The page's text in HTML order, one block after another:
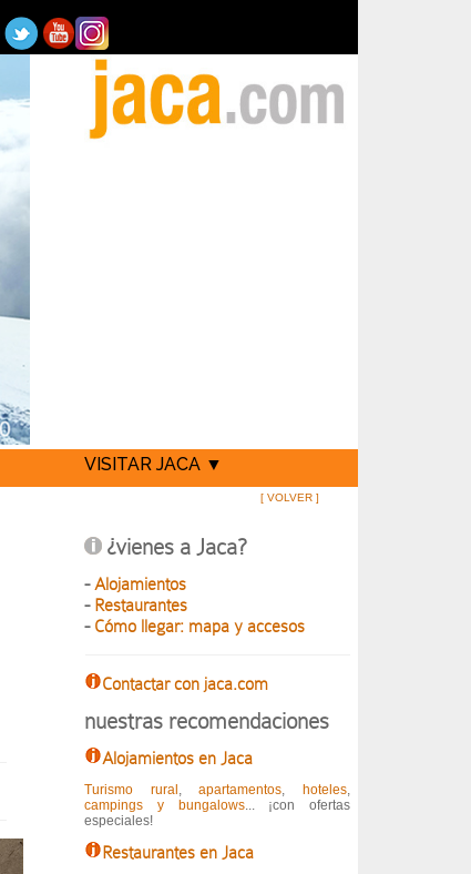
VISITAR JACA ▼
[ VOLVER ]
¿vienes a Jaca?
- Alojamientos
- Restaurantes
- Cómo llegar: mapa y accesos
Contactar con jaca.com
nuestras recomendaciones
Alojamientos en Jaca
Turismo rural ,apartamentos hoteles,
campings y bungalows... ¡con ofertas
especiales!
Restaurantes en Jaca